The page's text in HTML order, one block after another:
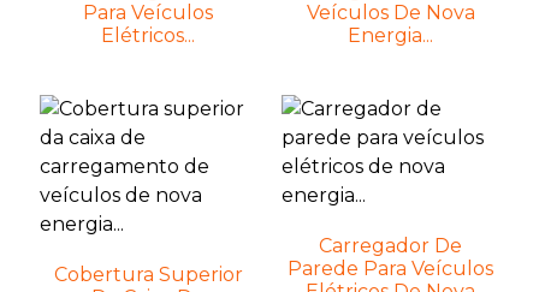
Para Veículos
Elétricos...
Veículos De Nova
Energia...
Cobertura Superior
Carregador De
Parede Para Veículos